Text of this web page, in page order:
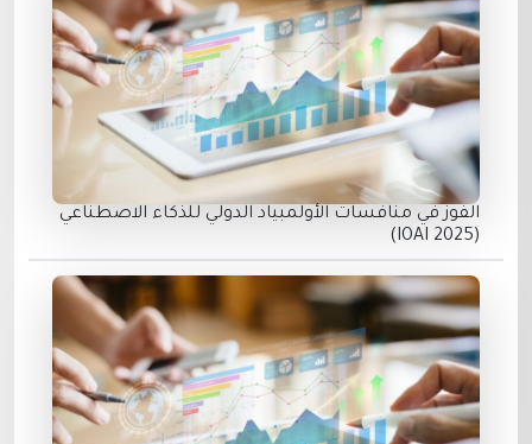
الفوز في منافسات الأولمبياد الدولي للذكاء الاصطناعي
(IOAI 2025)